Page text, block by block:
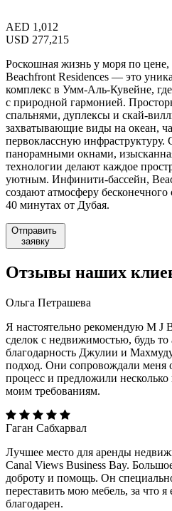
AED 1,012
USD 277,215
Роскошная жизнь у моря по
Beachfront Residences — это
комплекс в Умм-Аль-Кувейне,
с природной гармонией.
спальнями, дуплексы и скай-
захватывающие виды на океан,
первоклассную
панорамными окнами,
технологии делают каждое
уютным. Инфинити-бассейн,
создают атмосферу
40 минутах от Дубая.
Отправить
заявку
Отзывы наших
Ольга Петрашева
Я настоятельно рекомендую M J
сделок с недвижимостью, будь
благодарность Джулии и
подход. Они сопровождали меня
процесс и предложили
моим требованиям.
Гаган Сабхарвал
Лучшее место для аренды
Canal Views Business Bay.
доброту и помощь. Он
переставить мою мебель, за что
благодарен.